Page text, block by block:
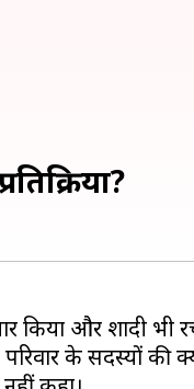
किया और शादी भी
के सदस्यों की क्या